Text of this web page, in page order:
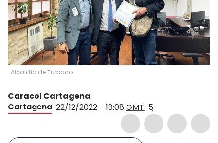
Alcaldía de Turbaco
Caracol Cartagena
Cartagena 22/12/2022 - 18:08 GMT-5